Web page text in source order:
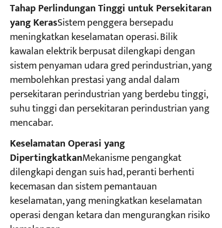
Tahap Perlindungan Tinggi untuk Persekitaran
yang KerasSistem penggera bersepadu
meningkatkan keselamatan operasi. Bilik
kawalan elektrik berpusat dilengkapi dengan
sistem penyaman udara gred perindustrian, yang
membolehkan prestasi yang andal dalam
persekitaran perindustrian yang berdebu tinggi,
suhu tinggi dan persekitaran perindustrian yang
mencabar.
Keselamatan Operasi yang
DipertingkatkanMekanisme pengangkat
dilengkapi dengan suis had, peranti berhenti
kecemasan dan sistem pemantauan
keselamatan, yang meningkatkan keselamatan
operasi dengan ketara dan mengurangkan risiko